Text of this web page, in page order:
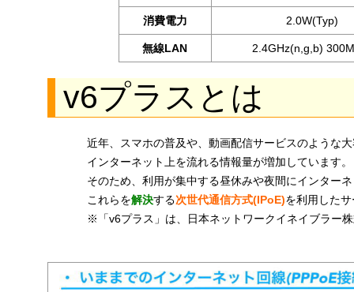
消費電力 2.0W(Typ)
無線LAN 2.4GHz(n,g,b)
v6プラスとは
近年、スマホの普及や、動画配信サービスのような
インターネット上を流れる情報量が増加しています。
そのため、利用が集中する昼休みや夜間にインター
これらを解決する次世代通信方式(IPoE)を利用した
※「v6プラス」は、日本ネットワークイネイブラー